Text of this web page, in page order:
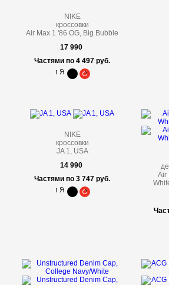
NIKE
кроссовки
Air Max 1 '86 OG, Big Bubble
17 990
Частями по 4 497 руб.
NIKE
кроссовки
JA 1, USA
14 990
Частями по 3 747 руб.
Air